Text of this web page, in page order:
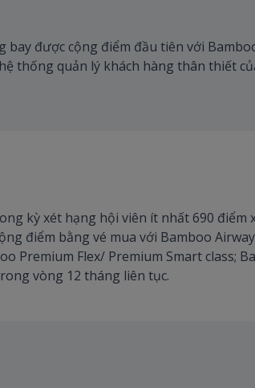
được cộng điểm đầu tiên với
thống quản lý khách hàng thân thiết
kỳ xét hạng hội viên ít nhất 690 điểm
điểm bằng vé mua với Bamboo
Premium Flex/ Premium Smart class;
vòng 12 tháng liên tục.